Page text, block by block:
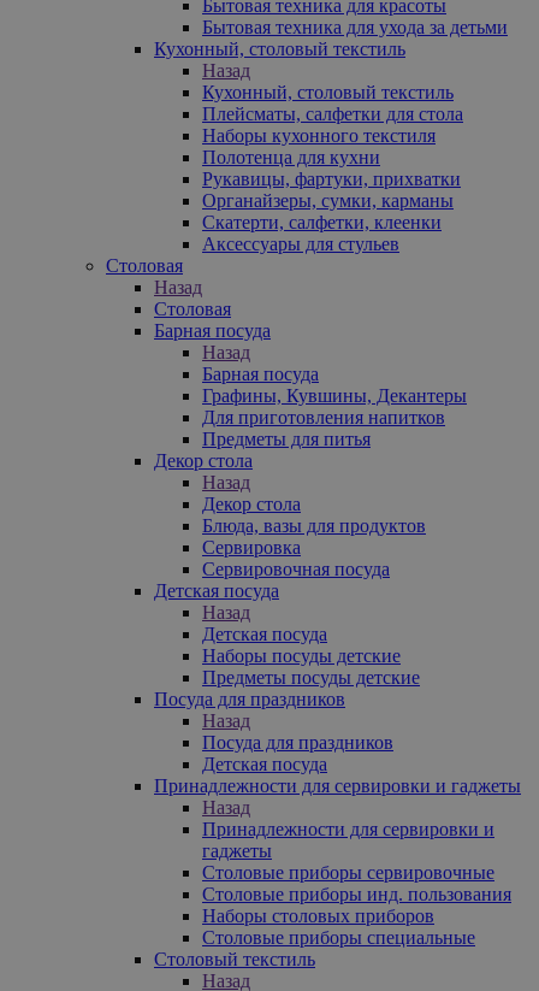
Бытовая техника для красоты
Бытовая техника для ухода за детьми
Кухонный, столовый текстиль
Назад
Кухонный, столовый текстиль
Плейсматы, салфетки для стола
Наборы кухонного текстиля
Полотенца для кухни
Рукавицы, фартуки, прихватки
Органайзеры, сумки, карманы
Скатерти, салфетки, клеенки
Аксессуары для стульев
Столовая
Назад
Столовая
Барная посуда
Назад
Барная посуда
Графины, Кувшины, Декантеры
Для приготовления напитков
Предметы для питья
Декор стола
Назад
Декор стола
Блюда, вазы для продуктов
Сервировка
Сервировочная посуда
Детская посуда
Назад
Детская посуда
Наборы посуды детские
Предметы посуды детские
Посуда для праздников
Назад
Посуда для праздников
Детская посуда
Принадлежности для сервировки и гаджеты
Назад
Принадлежности для сервировки и
гаджеты
Столовые приборы сервировочные
Столовые приборы инд. пользования
Наборы столовых приборов
Столовые приборы специальные
Столовый текстиль
Назад